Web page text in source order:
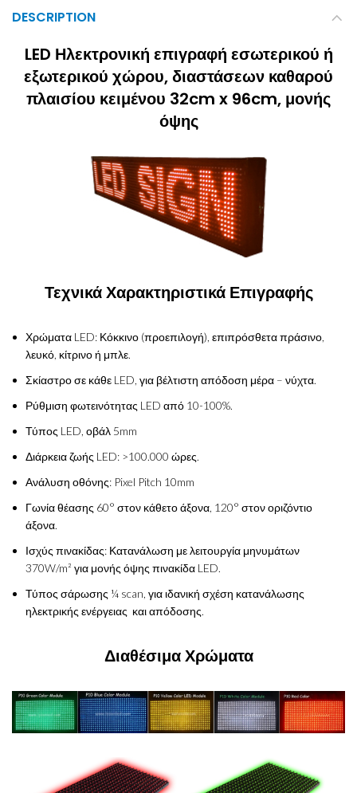
DESCRIPTION
LED Ηλεκτρονική επιγραφή εσωτερικού ή
εξωτερικού χώρου, διαστάσεων καθαρού
πλαισίου κειμένου 32cm x 96cm, μονής
όψης
Τεχνικά Χαρακτηριστικά Επιγραφής
Χρώματα LED: Κόκκινο (προεπιλογή), επιπρόσθετα πράσινο,
λευκό, κίτρινο ή μπλε.
Σκίαστρο σε κάθε LED, για βέλτιστη απόδοση μέρα – νύχτα.
Ρύθμιση φωτεινότητας LED από 10-100%.
Τύπος LED, οβάλ 5mm
Διάρκεια ζωής LED: >100.000 ώρες.
Ανάλυση οθόνης: Pixel Pitch 10mm
Γωνία θέασης 60° στον κάθετο άξονα, 120° στον οριζόντιο
άξονα.
Ισχύς πινακίδας: Κατανάλωση με λειτουργία μηνυμάτων
370W/m² για μονής όψης πινακίδα LED.
Τύπος σάρωσης ¼ scan, για ιδανική σχέση κατανάλωσης
ηλεκτρικής ενέργειας και απόδοσης.
Διαθέσιμα Χρώματα